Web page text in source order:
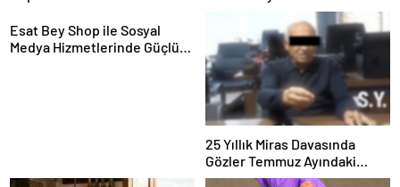
Esat Bey Shop ile Sosyal
Medya Hizmetlerinde Güçlü
25 Yıllık Miras Davasında
Gözler Temmuz Ayındaki
Karar Duruşmasına Çevrildi